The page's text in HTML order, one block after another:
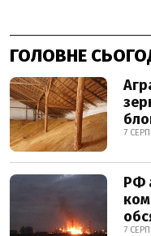
ГОЛОВНЕ
7
РФ
7